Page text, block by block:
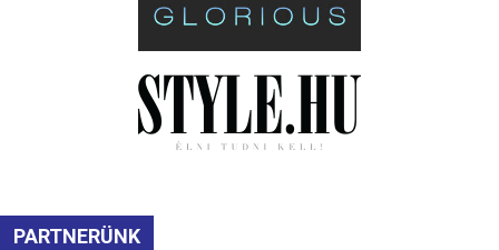
PARTNERÜNK